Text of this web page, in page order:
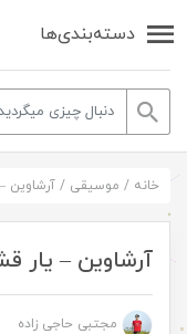
دسته‌بندی‌ها
خانه / موسیقی / آرشاوین
آرشاوین – یار
مجتبی حاجی زاده